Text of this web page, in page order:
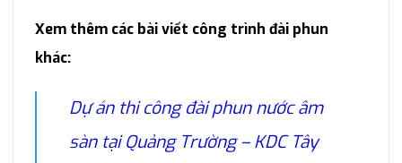
Xem thêm các bài viết công trình đài phun
khác:
Dự án thi công đài phun nước âm
sàn tại Quảng Trường – KDC Tây